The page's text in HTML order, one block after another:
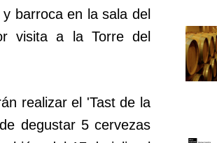
barroca en la sala del
visita a la Torre del
realizar el 'Tast de la
degustar 5 cervezas